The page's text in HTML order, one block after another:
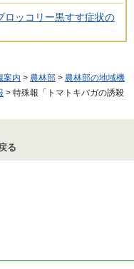
ロッコリー黒すす症状の
案内 > 農林部 > 農林部の地域機
> 特殊報「トマトキバガの誘殺
る